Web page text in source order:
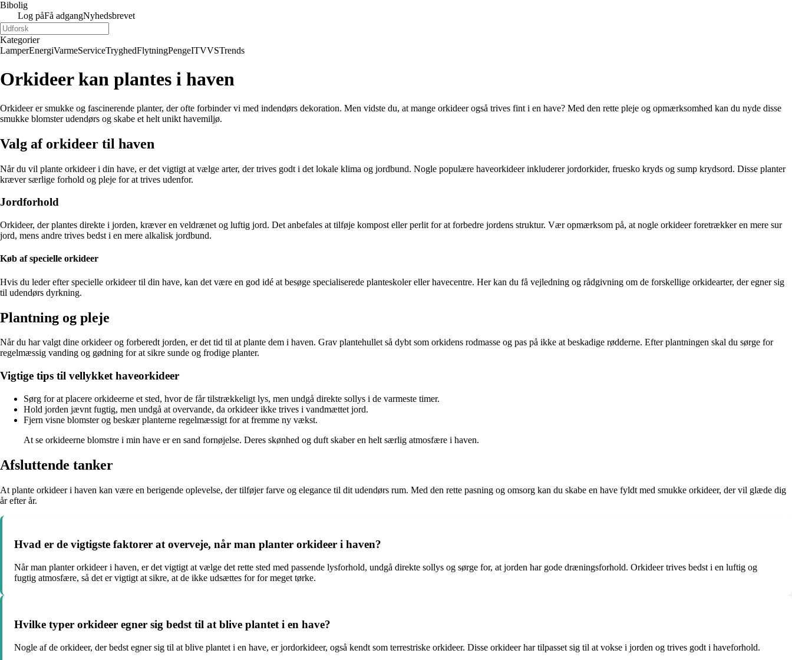
Bibolig
Log påFå adgangNyhedsbrevet
Kategorier
LamperEnergiVarmeServiceTryghedFlytningPengeITVVSTrends
Orkideer kan plantes i haven
Orkideer er smukke og fascinerende planter, der ofte forbinder vi med indendørs dekoration. Men vidste du, at mange orkideer også trives fint i en have? Med den rette pleje og opmærksomhed kan du nyde disse
smukke blomster udendørs og skabe et helt unikt havemiljø.
Valg af orkideer til haven
Når du vil plante orkideer i din have, er det vigtigt at vælge arter, der trives godt i det lokale klima og jordbund. Nogle populære haveorkideer inkluderer jordorkider, fruesko kryds og sump krydsord. Disse planter
kræver særlige forhold og pleje for at trives udenfor.
Jordforhold
Orkideer, der plantes direkte i jorden, kræver en veldrænet og luftig jord. Det anbefales at tilføje kompost eller perlit for at forbedre jordens struktur. Vær opmærksom på, at nogle orkideer foretrækker en mere sur
jord, mens andre trives bedst i en mere alkalisk jordbund.
Køb af specielle orkideer
Hvis du leder efter specielle orkideer til din have, kan det være en god idé at besøge specialiserede planteskoler eller havecentre. Her kan du få vejledning og rådgivning om de forskellige orkidearter, der egner sig
til udendørs dyrkning.
Plantning og pleje
Når du har valgt dine orkideer og forberedt jorden, er det tid til at plante dem i haven. Grav plantehullet så dybt som orkidens rodmasse og pas på ikke at beskadige rødderne. Efter plantningen skal du sørge for
regelmæssig vanding og gødning for at sikre sunde og frodige planter.
Vigtige tips til vellykket haveorkideer
Sørg for at placere orkideerne et sted, hvor de får tilstrækkeligt lys, men undgå direkte sollys i de varmeste timer.
Hold jorden jævnt fugtig, men undgå at overvande, da orkideer ikke trives i vandmættet jord.
Fjern visne blomster og beskær planterne regelmæssigt for at fremme ny vækst.
At se orkideerne blomstre i min have er en sand fornøjelse. Deres skønhed og duft skaber en helt særlig atmosfære i haven.
Afsluttende tanker
At plante orkideer i haven kan være en berigende oplevelse, der tilføjer farve og elegance til dit udendørs rum. Med den rette pasning og omsorg kan du skabe en have fyldt med smukke orkideer, der vil glæde dig
år efter år.
Hvad er de vigtigste faktorer at overveje, når man planter orkideer i haven?
Når man planter orkideer i haven, er det vigtigt at vælge det rette sted med passende lysforhold, undgå direkte sollys og sørge for, at jorden har gode dræningsforhold. Orkideer trives bedst i en luftig og
fugtig atmosfære, så det er vigtigt at sikre, at de ikke udsættes for for meget tørke.
Hvilke typer orkideer egner sig bedst til at blive plantet i en have?
Nogle af de orkideer, der bedst egner sig til at blive plantet i en have, er jordorkideer, også kendt som terrestriske orkideer. Disse orkideer har tilpasset sig til at vokse i jorden og trives godt i haveforhold.